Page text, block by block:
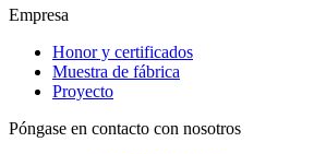
Empresa
Honor y certificados
Muestra de fábrica
Proyecto
Póngase en contacto con nosotros